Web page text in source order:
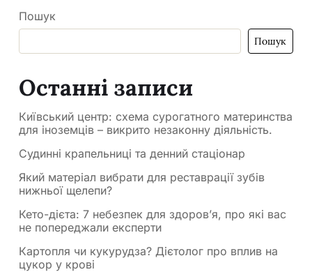
Пошук
Пошук
Останні записи
Київський центр: схема сурогатного материнства
для іноземців – викрито незаконну діяльність.
Судинні крапельниці та денний стаціонар
Який матеріал вибрати для реставрації зубів
нижньої щелепи?
Кето-дієта: 7 небезпек для здоров’я, про які вас
не попереджали експерти
Картопля чи кукурудза? Дієтолог про вплив на
цукор у крові